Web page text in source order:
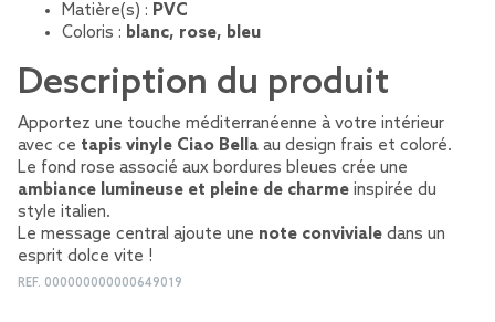
Matière(s) : PVC
Coloris : blanc, rose, bleu
Description du produit
Apportez une touche méditerranéenne à votre intérieur
avec ce tapis vinyle Ciao Bella au design frais et coloré.
Le fond rose associé aux bordures bleues crée une
ambiance lumineuse et pleine de charme inspirée du
style italien.
Le message central ajoute une note conviviale dans un
esprit dolce vite !
REF. 000000000000649019